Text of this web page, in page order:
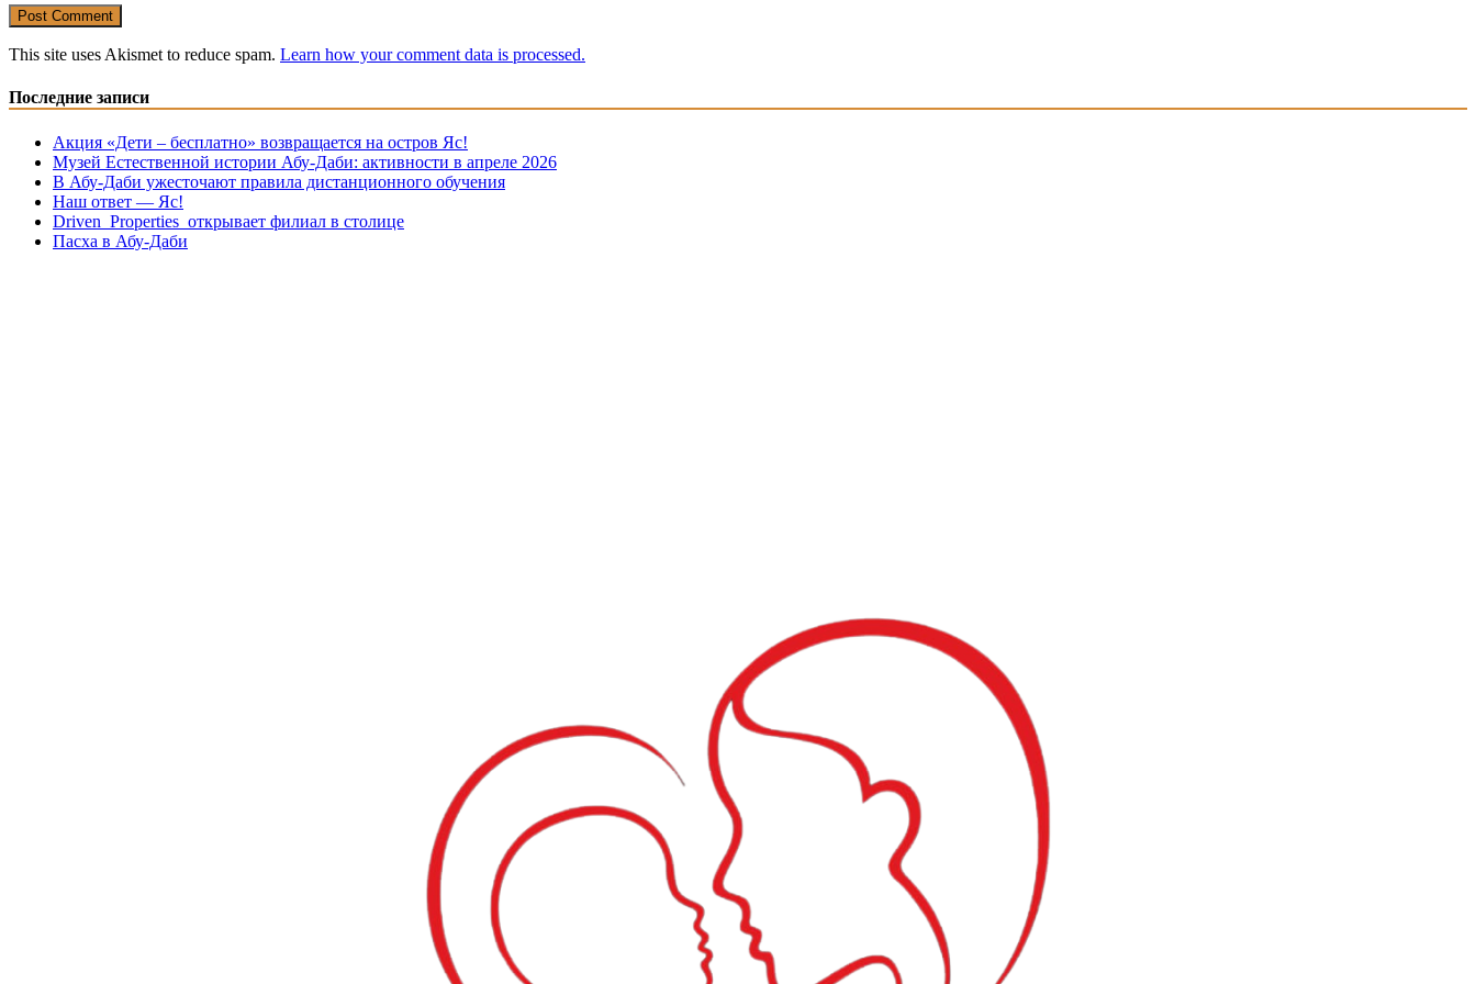
This site uses Akismet to reduce spam. Learn how your comment data is processed.
Последние записи
Акция «Дети – бесплатно» возвращается на остров Яс!
Музей Eстественной истории Абу-Даби: активности в апреле 2026
В Абу-Даби ужесточают правила дистанционного обучения
Наш ответ — Яс!
Driven Properties открывает филиал в столице
Пасха в Абу-Даби